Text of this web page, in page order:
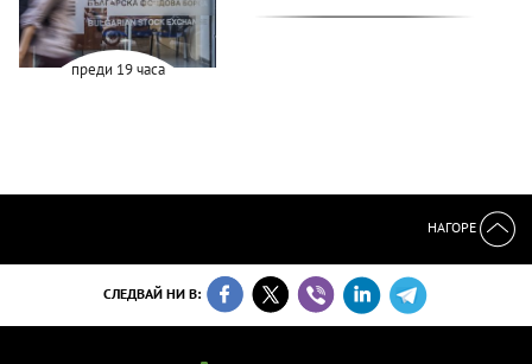
преди 19 часа
НАГОРЕ
СЛЕДВАЙ НИ В: